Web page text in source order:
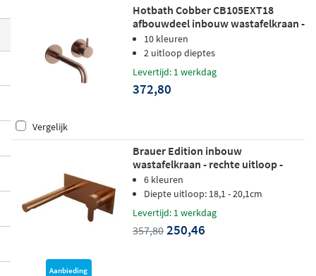
Hotbath Cobber CB105EXT18
afbouwdeel inbouw wastafelkraan -
18cm uitloop - geborsteld koper pvd
10 kleuren
2 uitloop dieptes
Levertijd: 1 werkdag
372,80
Vergelijk
Aanbieding
Brauer Edition inbouw
wastafelkraan - rechte uitloop -
achterplaat - hendel 4 rechts -
geborsteld koper PVD
6 kleuren
Diepte uitloop: 18,1 - 20,1cm
Levertijd: 1 werkdag
357,80 250,46